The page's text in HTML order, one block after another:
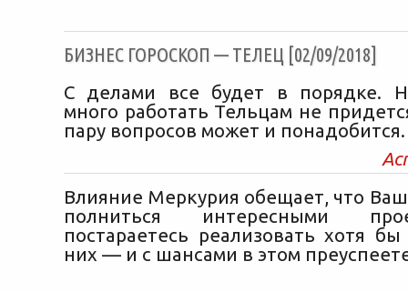
БИЗНЕС ГОРОСКОП — ТЕЛЕЦ [02/09/2018]
С делами все будет в порядке.
много работать Тельцам не
пару вопросов может и понадобится.
Влияние Меркурия обещает, что
полниться интересными
постараетесь реализовать хотя
них — и с шансами в этом